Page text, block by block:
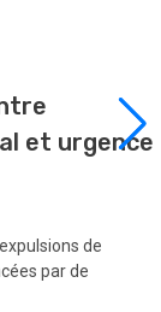
et urgence
de
par de